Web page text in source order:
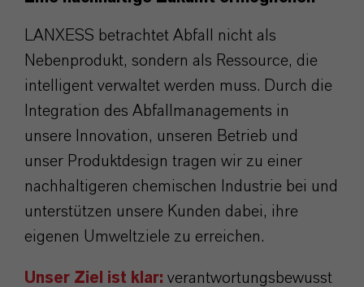
LANXESS betrachtet Abfall nicht als
Nebenprodukt, sondern als Ressource, die
intelligent verwaltet werden muss. Durch die
Integration des Abfallmanagements in
unsere Innovation, unseren Betrieb und
unser Produktdesign tragen wir zu einer
nachhaltigeren chemischen Industrie bei und
unterstützen unsere Kunden dabei, ihre
eigenen Umweltziele zu erreichen.
Unser Ziel ist klar: verantwortungsbewusst